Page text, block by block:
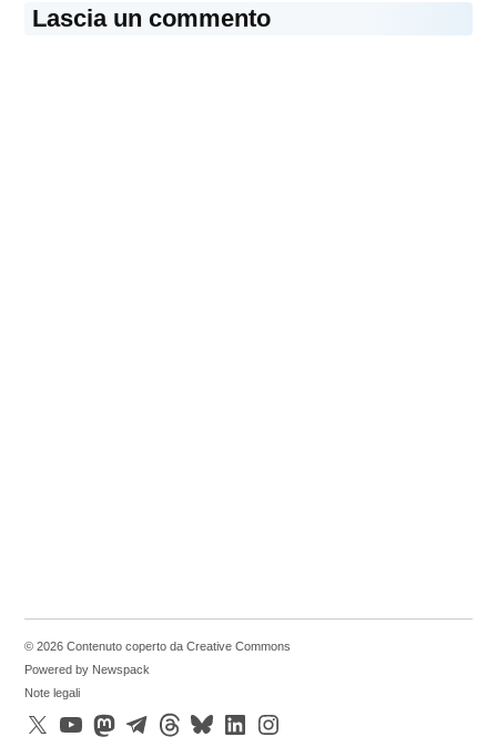
Lascia un commento
© 2026 Contenuto coperto da Creative Commons
Powered by Newspack
Note legali
X
YouTubeMastodonTelegramThreadsBlueskyLinkedInInstagram